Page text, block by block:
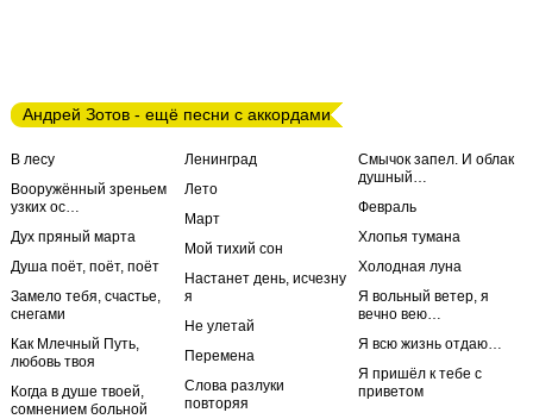
Андрей Зотов - ещё песни с аккордами
В лесу
Вооружённый зреньем
узких ос…
Дух пряный марта
Душа поёт, поёт, поёт
Замело тебя, счастье,
снегами
Как Млечный Путь,
любовь твоя
Когда в душе твоей,
сомнением больной
Ленинград
Лето
Март
Мой тихий сон
Настанет день, исчезну
я
Не улетай
Перемена
Слова разлуки
повторяя
Смычок запел. И облак
душный…
Февраль
Хлопья тумана
Холодная луна
Я вольный ветер, я
вечно вею…
Я всю жизнь отдаю…
Я пришёл к тебе с
приветом